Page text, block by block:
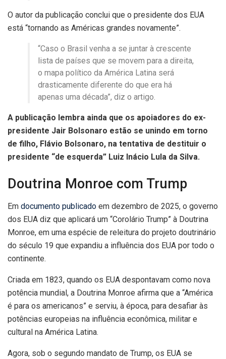
O autor da publicação conclui que o presidente dos EUA
está “tornando as Américas grandes novamente”.
“Caso o Brasil venha a se juntar à crescente
lista de países que se movem para a direita,
o mapa político da América Latina será
drasticamente diferente do que era há
apenas uma década”, diz o artigo.
A publicação lembra ainda que os apoiadores do ex-
presidente Jair Bolsonaro estão se unindo em torno
de filho, Flávio Bolsonaro, na tentativa de destituir o
presidente “de esquerda” Luiz Inácio Lula da Silva.
Doutrina Monroe com Trump
Em documento publicado em dezembro de 2025, o governo
dos EUA diz que aplicará um “Corolário Trump” à Doutrina
Monroe, em uma espécie de releitura do projeto doutrinário
do século 19 que expandiu a influência dos EUA por todo o
continente.
Criada em 1823, quando os EUA despontavam como nova
potência mundial, a Doutrina Monroe afirma que a “América
é para os americanos” e serviu, à época, para desafiar às
potências europeias na influência econômica, militar e
cultural na América Latina.
Agora, sob o segundo mandato de Trump, os EUA se